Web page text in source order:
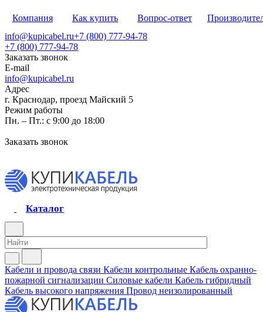
Компания Как купить Вопрос-ответ
info@kupicabel.ru+7 (800) 777-94-78
+7 (800) 777-94-78
Заказать звонок
E-mail
info@kupicabel.ru
Адрес
г. Краснодар, проезд Майский 5
Режим работы
Пн. – Пт.: с 9:00 до 18:00
Заказать звонок
Каталог
Кабели и провода связи Кабели контрольные Кабель охранно-
пожарной сигнализации Силовые кабели Кабель гибридный
Кабель высокого напряжения Провод неизолированный